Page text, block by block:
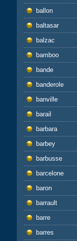
ballon
baltasar
balzac
bamboo
bande
banderole
banville
barail
barbara
barbey
barbusse
barcelone
baron
barrault
barre
barres